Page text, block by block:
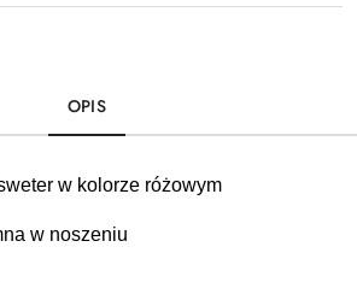
OPIS
w kolorze różowym
w noszeniu